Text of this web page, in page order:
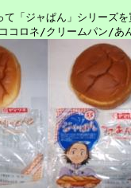
「ジャぱん」シリーズ
コロネ/クリームパン/あ